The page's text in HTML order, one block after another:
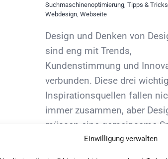
Einwilligung verwalten
Suchmaschinenoptimierung, Tipps & Tricks
Webdesign, Webseite
Design und Denken von
sind eng mit Trends,
Kundenstimmung und
verbunden. Diese drei
Inspirationsquellen fallen
immer zusammen, aber
müssen eine gemeinsame
der Kommunikation finden.
Sprache sollte [...]